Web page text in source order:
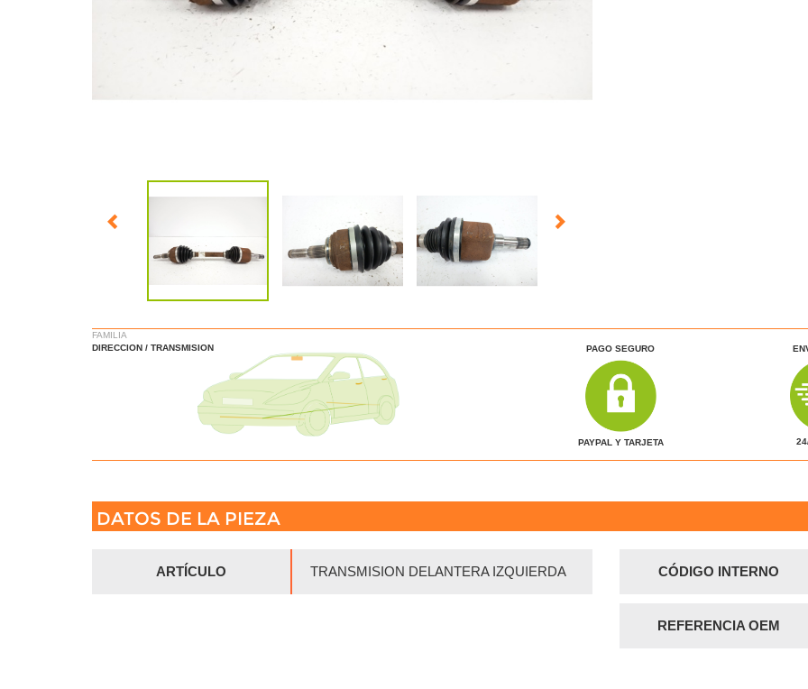
FAMILIA
DIRECCION / TRANSMISION
PAGO SEGURO
PAYPAL Y TARJETA
DATOS DE LA PIEZA
ARTÍCULO TRANSMISION DELANTERA IZQUIERDA CÓDIGO INTERNO
REFERENCIA OEM